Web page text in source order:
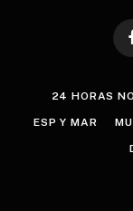
24 HORAS
ESP Y MAR